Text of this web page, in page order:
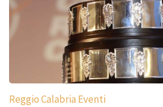
Reggio Calabria Eventi